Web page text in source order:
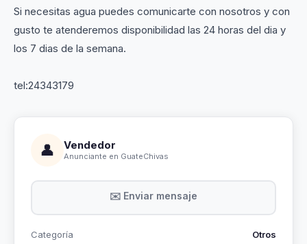
Si necesitas agua puedes comunicarte con nosotros y con
gusto te atenderemos disponibilidad las 24 horas del dia y
los 7 dias de la semana.
tel:24343179
👤 Vendedor
Anunciante en GuateChivas
✉️ Enviar mensaje
Categoría
Otros